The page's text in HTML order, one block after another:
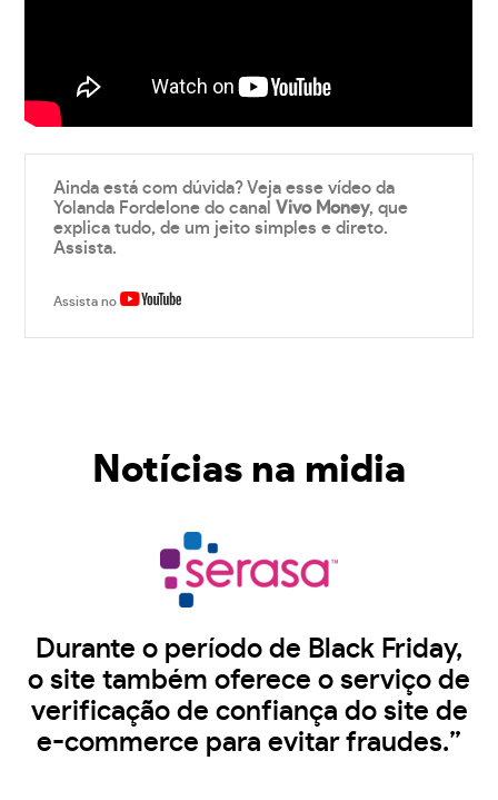
Ainda está com dúvida? Veja esse vídeo da
Yolanda Fordelone do canalVivo Money, que
explica tudo, de um jeito simples e direto.
Assista.
Assista no
Notícias na midia
Durante o período de Black Friday,
o site também oferece o serviço de
verificação de confiança do site de
e-commerce para evitar fraudes.”